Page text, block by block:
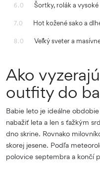
6.0 Šortky, rolák a
7.0 Hot kožené sako a
8.0 Veľký sveter a
Ako
outfity do
Babie leto je ideálne
nabažiť leta a len s ťažkým
dno skrine. Rovnako
skorej jesene. Podľa
polovice septembra a končí